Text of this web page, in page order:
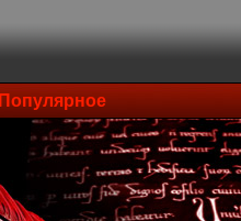
Популярное